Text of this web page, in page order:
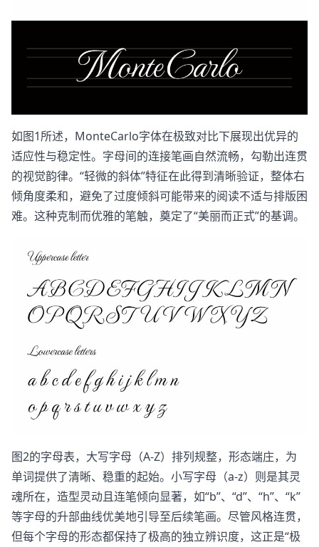
如图1所述，MonteCarlo字体在极致对比下展现出优异的
适应性与稳定性。字母间的连接笔画自然流畅，勾勒出连贯
的视觉韵律。“轻微的斜体”特征在此得到清晰验证，整体右
倾角度柔和，避免了过度倾斜可能带来的阅读不适与排版困
难。这种克制而优雅的笔触，奠定了“美丽而正式”的基调。
图2的字母表，大写字母（A-Z）排列规整，形态端庄，为
单词提供了清晰、稳重的起始。小写字母（a-z）则是其灵
魂所在，造型灵动且连笔倾向显著，如“b”、“d”、“h”、“k”
等字母的升部曲线优美地引导至后续笔画。尽管风格连贯，
但每个字母的形态都保持了极高的独立辨识度，这正是“极